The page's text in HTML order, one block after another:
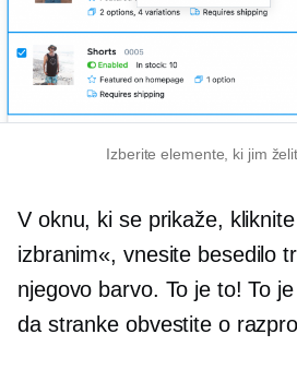
Izberite elemente, ki jim
V oknu, ki se prikaže,
izbranim«, vnesite besedilo
njegovo barvo. To je to! To
da stranke obvestite o